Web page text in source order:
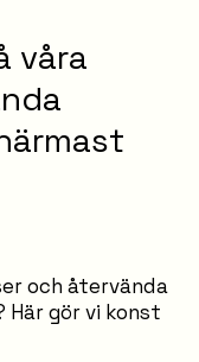
våra
och återvända
Här gör vi konst